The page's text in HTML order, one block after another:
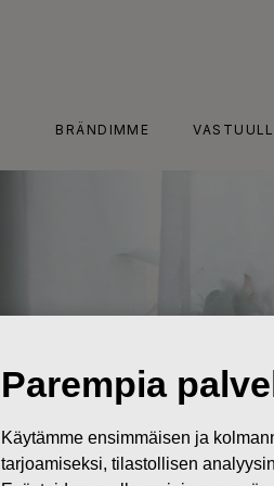
BRÄNDIMME
Parempia
Käytämme ensimmäisen ja
tarjoamiseksi, tilastollisen